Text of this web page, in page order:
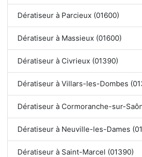
Dératiseur à Parcieux (01600)
Dératiseur à Massieux (01600)
Dératiseur à Civrieux (01390)
Dératiseur à Villars-les-Dombes
Dératiseur à Cormoranche-sur-
Dératiseur à Neuville-les-Dames
Dératiseur à Saint-Marcel (01390)